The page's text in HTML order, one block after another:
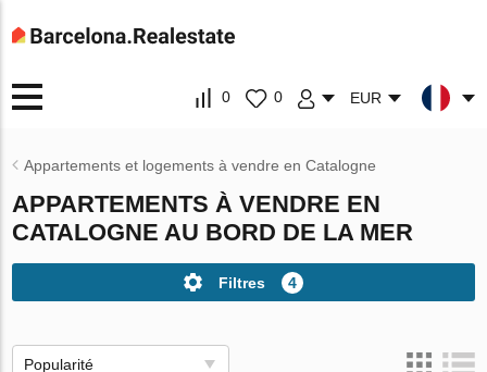
0 0 EUR
Appartements et logements à vendre en Catalogne
APPARTEMENTS À VENDRE EN
CATALOGNE AU BORD DE LA MER
Filtres 4
Popularité